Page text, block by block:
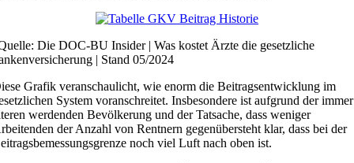
Die DOC-BU Insider | Was kostet Ärzte die gesetzliche
| Stand 05/2024
Grafik veranschaulicht, wie enorm die Beitragsentwicklung im
System voranschreitet. Insbesondere ist aufgrund der immer
werdenden Bevölkerung und der Tatsache, dass weniger
der Anzahl von Rentnern gegenübersteht klar, dass bei der
noch viel Luft nach oben ist.